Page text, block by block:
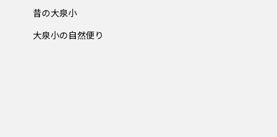
昔の大泉小
大泉小の自然便り